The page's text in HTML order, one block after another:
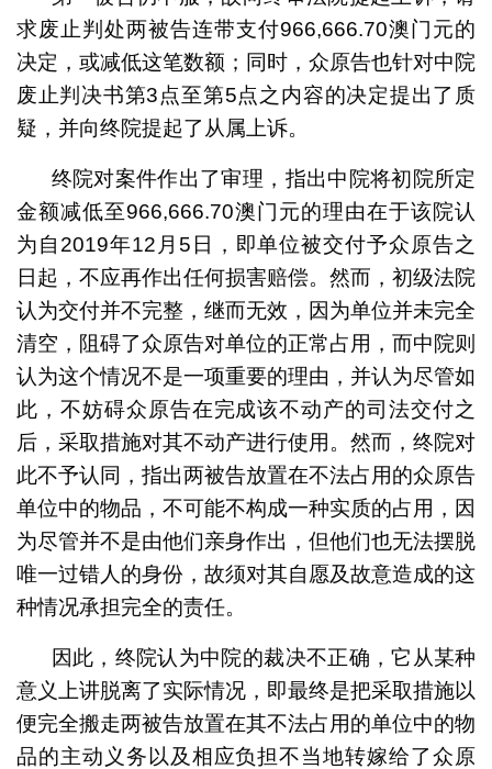
求废止判处两被告连带支付966,666.70澳门元的
决定，或减低这笔数额；同时，众原告也针对中院
废止判决书第3点至第5点之内容的决定提出了质
疑，并向终院提起了从属上诉。
终院对案件作出了审理，指出中院将初院所定
金额减低至966,666.70澳门元的理由在于该院认
为自2019年12月5日，即单位被交付予众原告之
日起，不应再作出任何损害赔偿。然而，初级法院
认为交付并不完整，继而无效，因为单位并未完全
清空，阻碍了众原告对单位的正常占用，而中院则
认为这个情况不是一项重要的理由，并认为尽管如
此，不妨碍众原告在完成该不动产的司法交付之
后，采取措施对其不动产进行使用。然而，终院对
此不予认同，指出两被告放置在不法占用的众原告
单位中的物品，不可能不构成一种实质的占用，因
为尽管并不是由他们亲身作出，但他们也无法摆脱
唯一过错人的身份，故须对其自愿及故意造成的这
种情况承担完全的责任。
因此，终院认为中院的裁决不正确，它从某种
意义上讲脱离了实际情况，即最终是把采取措施以
便完全搬走两被告放置在其不法占用的单位中的物
品的主动义务以及相应负担不当地转嫁给了众原